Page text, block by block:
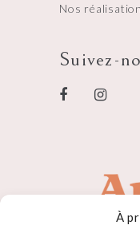
À
Nos
Suivez-